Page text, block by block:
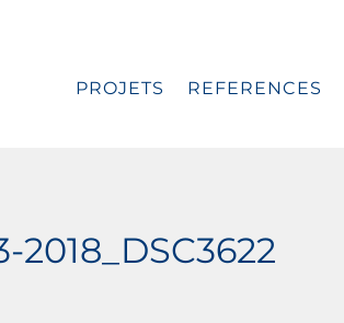
PROJETS REFERENCES